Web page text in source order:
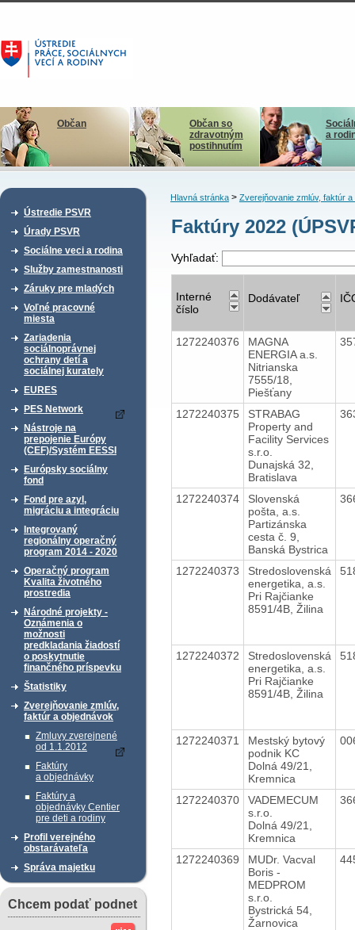
Občan
Občan so
zdravotným
postihnutím
a
Ústredie PSVR
Úrady PSVR
Sociálne veci a rodina
Služby zamestnanosti
Záruky pre mladých
Voľné pracovné
miesta
Zariadenia
sociálnoprávnej
ochrany detí a
sociálnej kurately
EURES
PES Network
Nástroje na
prepojenie Európy
(CEF)/Systém EESSI
Európsky sociálny
fond
Fond pre azyl,
migráciu a integráciu
Integrovaný
regionálny operačný
program 2014 - 2020
Operačný program
Kvalita životného
prostredia
Národné projekty -
Oznámenia o
možnosti
predkladania žiadostí
o poskytnutie
finančného príspevku
Štatistiky
Zverejňovanie zmlúv,
faktúr a objednávok
Zmluvy zverejnené
od 1.1.2012
Faktúry
a objednávky
Faktúry a
objednávky Centier
pre deti a rodiny
Profil verejného
obstarávateľa
Správa majetku
Chcem podať podnet
Hlavná stránka> Zverejňovanie zmlúv, faktúr a
Faktúry 2022
Vyhľadať:
Interné
číslo
Dodávateľ
1272240376
MAGNA
ENERGIA a.s.
Nitrianska
7555/18,
Piešťany
1272240375
STRABAG
Property and
Facility Services
s.r.o.
Dunajská 32,
Bratislava
1272240374
Slovenská
pošta, a.s.
Partizánska
cesta č. 9,
Banská Bystrica
1272240373
Stredoslovenská
energetika, a.s.
Pri Rajčianke
8591/4B, Žilina
1272240372
Stredoslovenská
energetika, a.s.
Pri Rajčianke
8591/4B, Žilina
1272240371
Mestský bytový
podnik KC
Dolná 49/21,
Kremnica
1272240370
VADEMECUM
s.r.o.
Dolná 49/21,
Kremnica
1272240369
MUDr. Vacval
Boris -
MEDPROM
s.r.o.
Bystrická 54,
Žarnovica